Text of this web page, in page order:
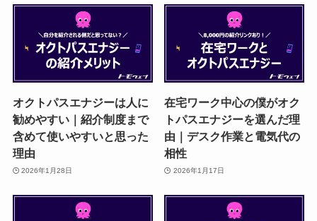
オクトパスエナジーは人に
勧めやすい｜紹介制度まで
含めて使いやすいと思った
理由
2026年1月28日
在宅ワーク中心の僕がオク
トパスエナジーを選んだ理
由｜デスク作業と電気代の
相性
2026年1月17日